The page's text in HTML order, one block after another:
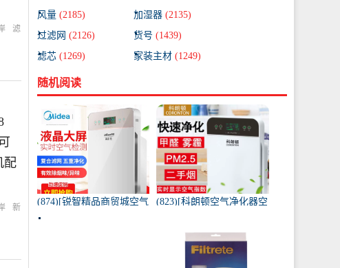
滤
配
新
风量 (2185) 加湿器 (2135)
过滤网 (2126) 货号 (1439)
滤芯 (1269) 家装主材 (1249)
随机阅读
(874)[锐智精品商贸城空气
净化器]小米品质车载空气
(823)[科朗顿空气净化器空
雾月销量9件仅售168元